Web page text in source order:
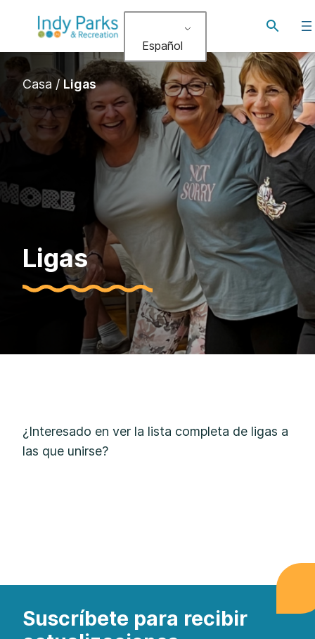
Español
Alternar
Casa / Ligas
Ligas
¿Interesado en ver la lista completa de ligas a
las que unirse?
Suscríbete para recibir